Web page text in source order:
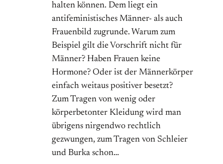
halten können. Dem liegt ein
antifeministisches Männer- als auch
Frauenbild zugrunde. Warum zum
Beispiel gilt die Vorschrift nicht für
Männer? Haben Frauen keine
Hormone? Oder ist der Männerkörper
einfach weitaus positiver besetzt?
Zum Tragen von wenig oder
körperbetonter Kleidung wird man
übrigens nirgendwo rechtlich
gezwungen, zum Tragen von Schleier
und Burka schon…